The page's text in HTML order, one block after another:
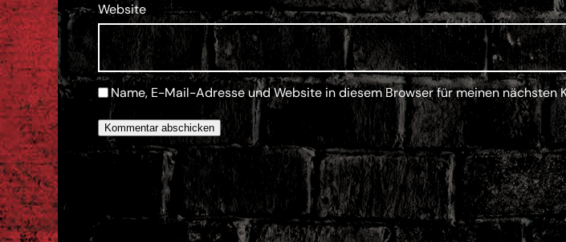
Website
Name, E-Mail-Adresse und Website in diesem Browser für meinen nächsten